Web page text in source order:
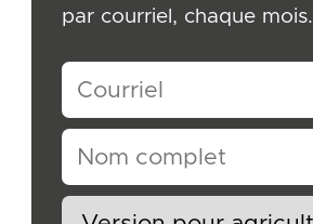
par courriel, chaque mois.